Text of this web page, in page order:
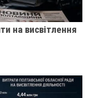
на висвітлення